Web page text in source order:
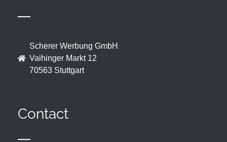
Scherer Werbung GmbH
Vaihinger Markt 12
70563 Stuttgart
Contact